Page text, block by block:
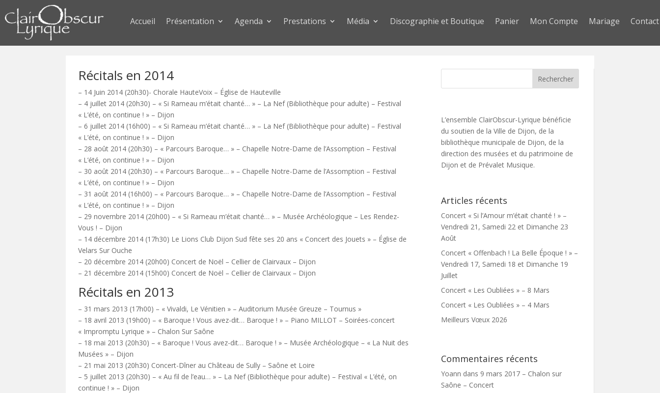
Accueil Présentation Agenda Prestations Média Discographie et Boutique Panier Mon Compte Mariage Contact
Récitals en 2014
– 14 Juin 2014 (20h30)- Chorale HauteVoix – Église de Hauteville
– 4 juillet 2014 (20h30) – « Si Rameau m’était chanté… » – La Nef (Bibliothèque pour adulte) – Festival
« L’été, on continue ! » – Dijon
– 6 juillet 2014 (16h00) – « Si Rameau m’était chanté… » – La Nef (Bibliothèque pour adulte) – Festival
« L’été, on continue ! » – Dijon
– 28 août 2014 (20h30) – « Parcours Baroque… » – Chapelle Notre-Dame de l’Assomption – Festival
« L’été, on continue ! » – Dijon
– 30 août 2014 (20h30) – « Parcours Baroque… » – Chapelle Notre-Dame de l’Assomption – Festival
« L’été, on continue ! » – Dijon
– 31 août 2014 (16h00) – « Parcours Baroque… » – Chapelle Notre-Dame de l’Assomption – Festival
« L’été, on continue ! » – Dijon
– 29 novembre 2014 (20h00) – « Si Rameau m’était chanté… » – Musée Archéologique – Les Rendez-
Vous ! – Dijon
– 14 décembre 2014 (17h30) Le Lions Club Dijon Sud fête ses 20 ans « Concert des Jouets » – Église de
Velars Sur Ouche
– 20 décembre 2014 (20h00) Concert de Noël – Cellier de Clairvaux – Dijon
– 21 décembre 2014 (15h00) Concert de Noël – Cellier de Clairvaux – Dijon
Récitals en 2013
– 31 mars 2013 (17h00) – « Vivaldi, Le Vénitien » – Auditorium Musée Greuze – Tournus »
– 18 avril 2013 (19h00) – « Baroque ! Vous avez-dit… Baroque ! » – Piano MILLOT – Soirées-concert
« Impromptu Lyrique » – Chalon Sur Saône
– 18 mai 2013 (20h30) – « Baroque ! Vous avez-dit… Baroque ! » – Musée Archéologique – « La Nuit des
Musées » – Dijon
– 21 mai 2013 (20h30) Concert-Dîner au Château de Sully – Saône et Loire
– 5 juillet 2013 (20h30) – « Au fil de l’eau… » – La Nef (Bibliothèque pour adulte) – Festival « L’été, on
continue ! » – Dijon
L’ensemble ClairObscur-Lyrique bénéficie
du soutien de la Ville de Dijon, de la
bibliothèque municipale de Dijon, de la
direction des musées et du patrimoine de
Dijon et de Prévalet Musique.
Articles récents
Concert « Si l’Amour m’était chanté ! » –
Vendredi 21, Samedi 22 et Dimanche 23
Août
Concert « Offenbach ! La Belle Époque ! » –
Vendredi 17, Samedi 18 et Dimanche 19
Juillet
Concert « Les Oubliées » – 8 Mars
Concert « Les Oubliées » – 4 Mars
Meilleurs Vœux 2026
Commentaires récents
Yoann dans 9 mars 2017 – Chalon sur
Saône – Concert